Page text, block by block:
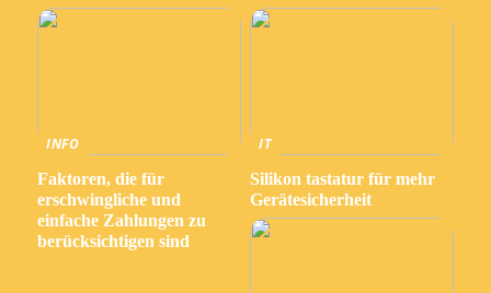
INFO
Faktoren, die für
erschwingliche und
einfache Zahlungen zu
berücksichtigen sind
IT
Silikon tastatur für mehr
Gerätesicherheit